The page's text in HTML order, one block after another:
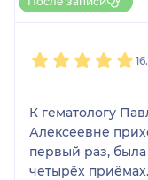
НаПоправку
К гематологу
Алексеевне
первый раз,
четырёх